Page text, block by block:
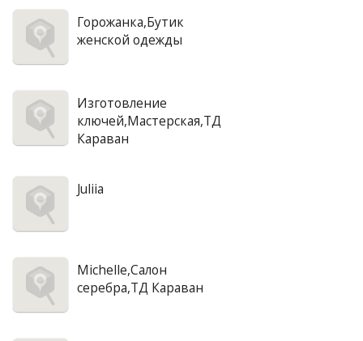
Горожанка,Бутик
женской одежды
Изготовление
ключей,Мастерская,ТД
Караван
Juliia
Michelle,Салон
серебра,ТД Караван